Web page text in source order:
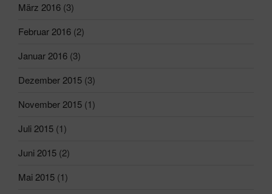
März 2016 (3)
Februar 2016 (2)
Januar 2016 (3)
Dezember 2015 (3)
November 2015 (1)
Juli 2015 (1)
Juni 2015 (2)
Mai 2015 (1)